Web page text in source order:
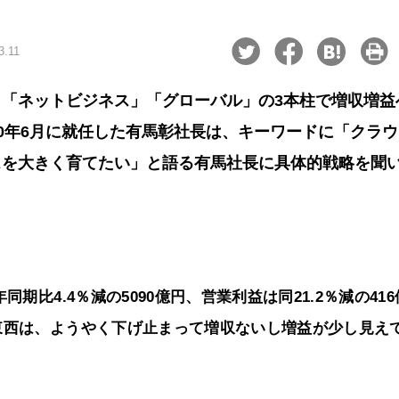
ネットビジネス」「グローバル」の3本柱で増収増益
6月に就任した有馬彰社長は、キーワードに「クラ
大きく育てたい」と語る有馬社長に具体的戦略を聞
期比4.4％減の5090億円、営業利益は同21.2％減の416
は、ようやく下げ止まって増収ないし増益が少し見え